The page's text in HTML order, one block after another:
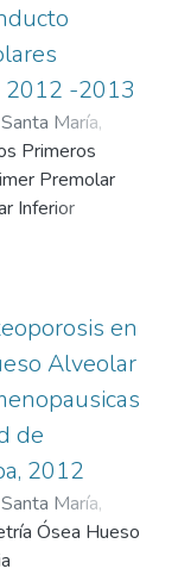
2012 -2013
María,
Elfred
Primeros
Premolar
Inferior
Clásica
de Verificación
de
Manejar
en
Alveolar
de
2012
María,
Daniela
Ósea Hueso